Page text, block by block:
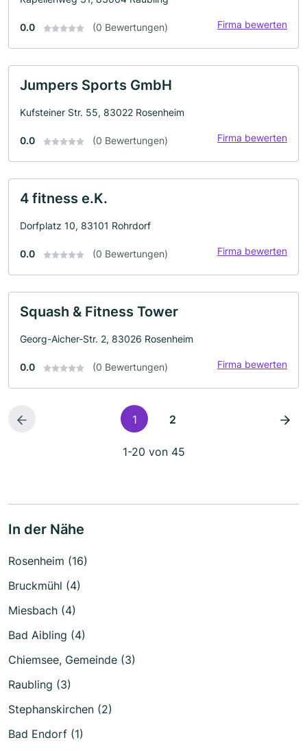
0.0 (0 Bewertungen) Firma bewerten
Jumpers Sports GmbH
Kufsteiner Str. 55, 83022 Rosenheim
0.0 (0 Bewertungen) Firma bewerten
4 fitness e.K.
Dorfplatz 10, 83101 Rohrdorf
0.0 (0 Bewertungen) Firma bewerten
Squash & Fitness Tower
Georg-Aicher-Str. 2, 83026 Rosenheim
0.0 (0 Bewertungen) Firma bewerten
1 2
1-20 von 45
In der Nähe
Rosenheim (16)
Bruckmühl (4)
Miesbach (4)
Bad Aibling (4)
Chiemsee, Gemeinde (3)
Raubling (3)
Stephanskirchen (2)
Bad Endorf (1)